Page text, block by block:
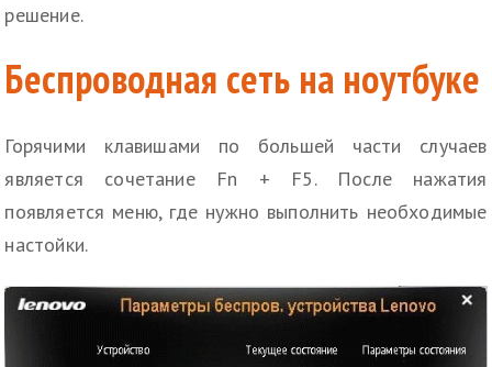
решение.
Беспроводная сеть на ноутбуке
Горячими клавишами по большей части случаев
является сочетание Fn + F5. После нажатия
появляется меню, где нужно выполнить необходимые
настойки.